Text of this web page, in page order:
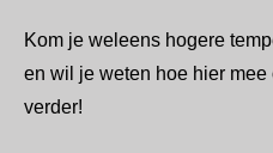
Kom je weleens hogere
en wil je weten hoe hier mee
verder!